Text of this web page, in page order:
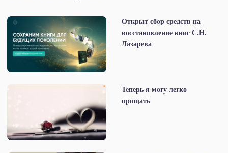
Открыт сбор средств на
восстановление книг С.Н.
Лазарева
Теперь я могу легко
прощать